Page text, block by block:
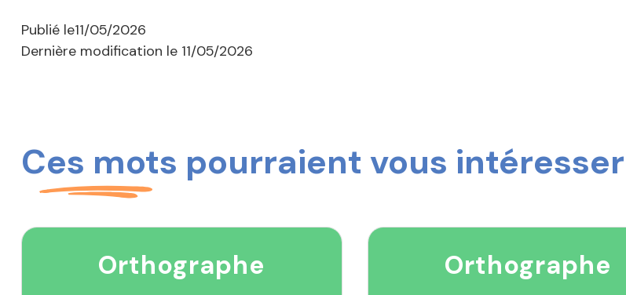
Publié le11/05/2026
Dernière modification le 11/05/2026
Ces mots pourraient vous intéresser
Orthographe Orthographe